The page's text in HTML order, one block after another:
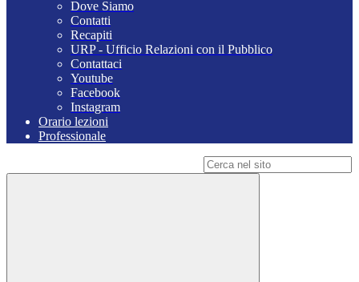
Dove Siamo
Contatti
Recapiti
URP - Ufficio Relazioni con il Pubblico
Contattaci
Youtube
Facebook
Instagram
Orario lezioni
Professionale